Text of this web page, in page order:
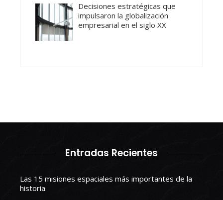
Decisiones estratégicas que
impulsaron la globalización
empresarial en el siglo XX
Entradas Recientes
Las 15 misiones espaciales más importantes de la
historia